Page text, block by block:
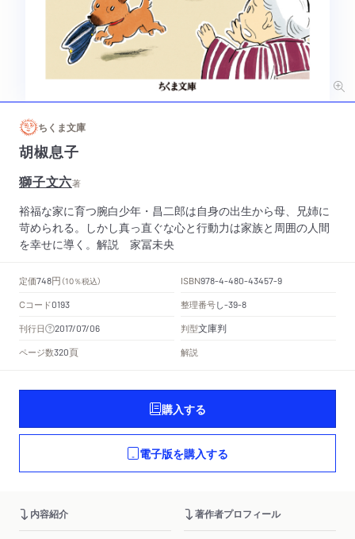
ちくま文庫
胡椒息子
獅子文六著
裕福な家に育つ腕白少年・昌二郎は自身の出生から母、兄姉に
苛められる。しかし真っ直ぐな心と行動力は家族と周囲の人間
を幸せに導く。解説 家冨未央
定価748円 （10％税込） ISBN978-4-480-43457-9
Cコード0193 整理番号し-39-8
刊行日 2017/07/06 判型文庫判
ページ数320頁 解説
購入する
電子版を購入する
内容紹介 著作者プロフィール